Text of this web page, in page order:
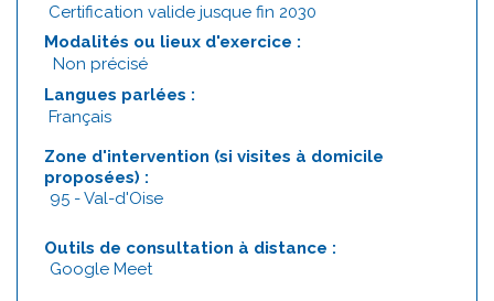
Certification valide jusque fin 2030
Modalités ou lieux d'exercice :
Non précisé
Langues parlées :
Français
Zone d'intervention (si visites à domicile
proposées) :
95 - Val-d'Oise
Outils de consultation à distance :
Google Meet